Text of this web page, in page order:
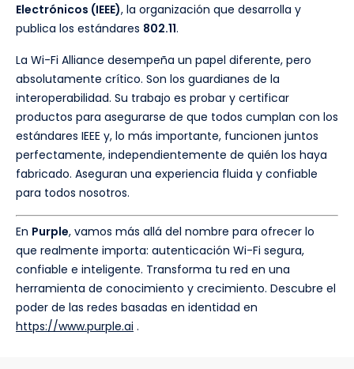
Electrónicos (IEEE), la organización que desarrolla y
publica los estándares 802.11.
La Wi-Fi Alliance desempeña un papel diferente, pero
absolutamente crítico. Son los guardianes de la
interoperabilidad. Su trabajo es probar y certificar
productos para asegurarse de que todos cumplan con los
estándares IEEE y, lo más importante, funcionen juntos
perfectamente, independientemente de quién los haya
fabricado. Aseguran una experiencia fluida y confiable
para todos nosotros.
En Purple, vamos más allá del nombre para ofrecer lo
que realmente importa: autenticación Wi-Fi segura,
confiable e inteligente. Transforma tu red en una
herramienta de conocimiento y crecimiento. Descubre el
poder de las redes basadas en identidad en
https://www.purple.ai .